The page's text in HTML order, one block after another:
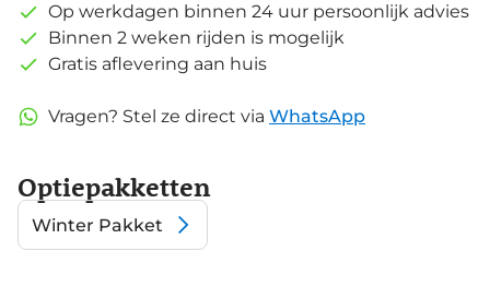
Op werkdagen binnen 24 uur persoonlijk advies
Binnen 2 weken rijden is mogelijk
Gratis aflevering aan huis
Vragen? Stel ze direct via WhatsApp
Optiepakketten
Winter Pakket